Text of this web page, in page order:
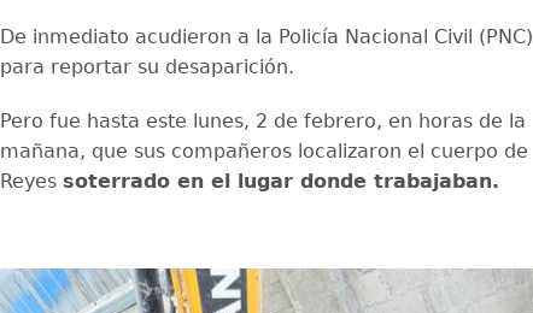
De inmediato acudieron a la Policía Nacional Civil (PNC)
para reportar su desaparición.
Pero fue hasta este lunes, 2 de febrero, en horas de la
mañana, que sus compañeros localizaron el cuerpo de
Reyes soterrado en el lugar donde trabajaban.